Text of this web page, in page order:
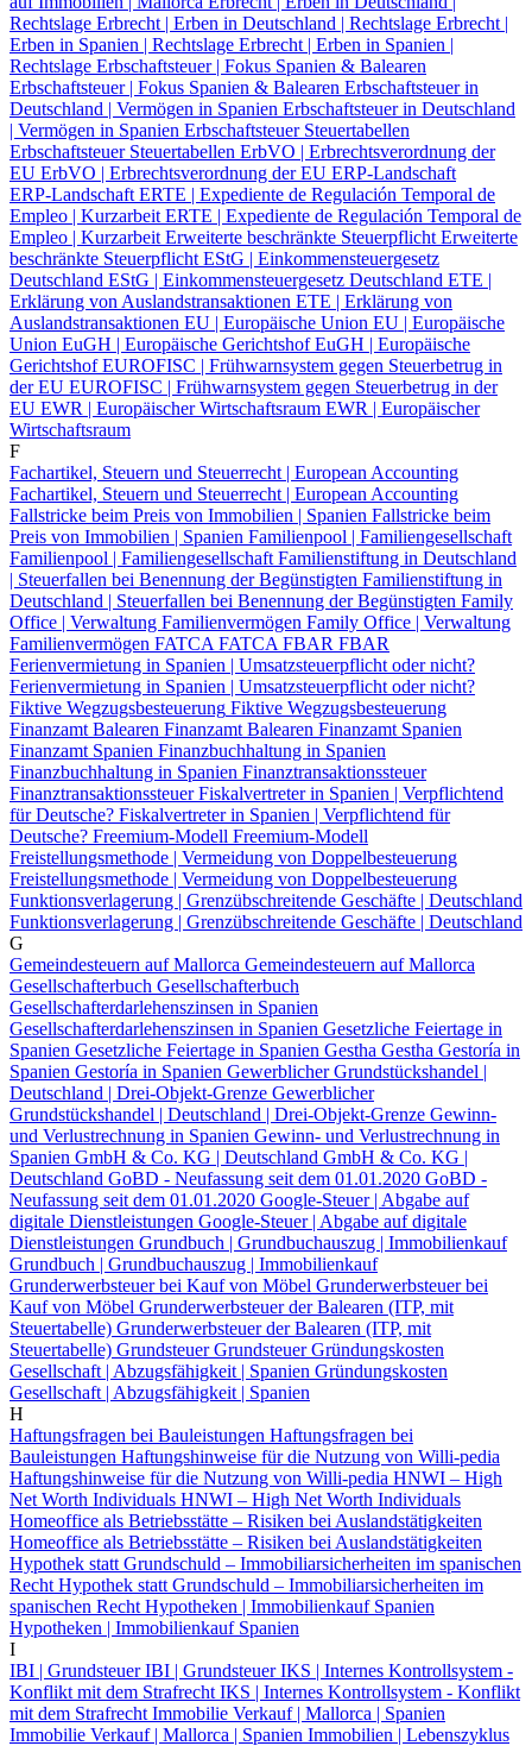
Rechtslage Erbrecht | Erben in Deutschland | Rechtslage Erbrecht |
Erben in Spanien | Rechtslage Erbrecht | Erben in Spanien |
Rechtslage Erbschaftsteuer | Fokus Spanien & Balearen
Erbschaftsteuer | Fokus Spanien & Balearen Erbschaftsteuer in
Deutschland | Vermögen in Spanien Erbschaftsteuer in Deutschland
| Vermögen in Spanien Erbschaftsteuer Steuertabellen
Erbschaftsteuer Steuertabellen ErbVO | Erbrechtsverordnung der
EU ErbVO | Erbrechtsverordnung der EU ERP‑Landschaft
ERP‑Landschaft ERTE | Expediente de Regulación Temporal de
Empleo | Kurzarbeit ERTE | Expediente de Regulación Temporal de
Empleo | Kurzarbeit Erweiterte beschränkte Steuerpflicht Erweiterte
beschränkte Steuerpflicht EStG | Einkommensteuergesetz
Deutschland EStG | Einkommensteuergesetz Deutschland ETE |
Erklärung von Auslandstransaktionen ETE | Erklärung von
Auslandstransaktionen EU | Europäische Union EU | Europäische
Union EuGH | Europäische Gerichtshof EuGH | Europäische
Gerichtshof EUROFISC | Frühwarnsystem gegen Steuerbetrug in
der EU EUROFISC | Frühwarnsystem gegen Steuerbetrug in der
EU EWR | Europäischer Wirtschaftsraum EWR | Europäischer
Wirtschaftsraum
F
Fachartikel, Steuern und Steuerrecht | European Accounting
Fachartikel, Steuern und Steuerrecht | European Accounting
Fallstricke beim Preis von Immobilien | Spanien Fallstricke beim
Preis von Immobilien | Spanien Familienpool | Familiengesellschaft
Familienpool | Familiengesellschaft Familienstiftung in Deutschland
| Steuerfallen bei Benennung der Begünstigten Familienstiftung in
Deutschland | Steuerfallen bei Benennung der Begünstigten Family
Office | Verwaltung Familienvermögen Family Office | Verwaltung
Familienvermögen FATCA FATCA FBAR FBAR
Ferienvermietung in Spanien | Umsatzsteuerpflicht oder nicht?
Ferienvermietung in Spanien | Umsatzsteuerpflicht oder nicht?
Fiktive Wegzugsbesteuerung Fiktive Wegzugsbesteuerung
Finanzamt Balearen Finanzamt Balearen Finanzamt Spanien
Finanzamt Spanien Finanzbuchhaltung in Spanien
Finanzbuchhaltung in Spanien Finanztransaktionssteuer
Finanztransaktionssteuer Fiskalvertreter in Spanien | Verpflichtend
für Deutsche? Fiskalvertreter in Spanien | Verpflichtend für
Deutsche? Freemium-Modell Freemium-Modell
Freistellungsmethode | Vermeidung von Doppelbesteuerung
Freistellungsmethode | Vermeidung von Doppelbesteuerung
Funktionsverlagerung | Grenzübschreitende Geschäfte | Deutschland
Funktionsverlagerung | Grenzübschreitende Geschäfte | Deutschland
G
Gemeindesteuern auf Mallorca Gemeindesteuern auf Mallorca
Gesellschafterbuch Gesellschafterbuch
Gesellschafterdarlehenszinsen in Spanien
Gesellschafterdarlehenszinsen in Spanien Gesetzliche Feiertage in
Spanien Gesetzliche Feiertage in Spanien Gestha Gestha Gestoría in
Spanien Gestoría in Spanien Gewerblicher Grundstückshandel |
Deutschland | Drei-Objekt-Grenze Gewerblicher
Grundstückshandel | Deutschland | Drei-Objekt-Grenze Gewinn-
und Verlustrechnung in Spanien Gewinn- und Verlustrechnung in
Spanien GmbH & Co. KG | Deutschland GmbH & Co. KG |
Deutschland GoBD - Neufassung seit dem 01.01.2020 GoBD -
Neufassung seit dem 01.01.2020 Google-Steuer | Abgabe auf
digitale Dienstleistungen Google-Steuer | Abgabe auf digitale
Dienstleistungen Grundbuch | Grundbuchauszug | Immobilienkauf
Grundbuch | Grundbuchauszug | Immobilienkauf
Grunderwerbsteuer bei Kauf von Möbel Grunderwerbsteuer bei
Kauf von Möbel Grunderwerbsteuer der Balearen (ITP, mit
Steuertabelle) Grunderwerbsteuer der Balearen (ITP, mit
Steuertabelle) Grundsteuer Grundsteuer Gründungskosten
Gesellschaft | Abzugsfähigkeit | Spanien Gründungskosten
Gesellschaft | Abzugsfähigkeit | Spanien
H
Haftungsfragen bei Bauleistungen Haftungsfragen bei
Bauleistungen Haftungshinweise für die Nutzung von Willi-pedia
Haftungshinweise für die Nutzung von Willi-pedia HNWI – High
Net Worth Individuals HNWI – High Net Worth Individuals
Homeoffice als Betriebsstätte – Risiken bei Auslandstätigkeiten
Homeoffice als Betriebsstätte – Risiken bei Auslandstätigkeiten
Hypothek statt Grundschuld – Immobiliarsicherheiten im spanischen
Recht Hypothek statt Grundschuld – Immobiliarsicherheiten im
spanischen Recht Hypotheken | Immobilienkauf Spanien
Hypotheken | Immobilienkauf Spanien
I
IBI | Grundsteuer IBI | Grundsteuer IKS | Internes Kontrollsystem -
Konflikt mit dem Strafrecht IKS | Internes Kontrollsystem - Konflikt
mit dem Strafrecht Immobilie Verkauf | Mallorca | Spanien
Immobilie Verkauf | Mallorca | Spanien Immobilien | Lebenszyklus